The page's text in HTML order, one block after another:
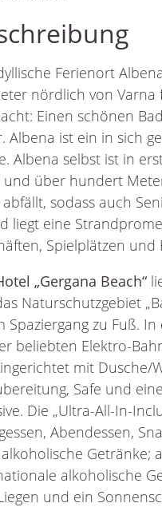
Ferienort
nördlich von
Einen schönen
Albena ist ein in sich
Albena selbst ist in
und über hundert
sodass auch
liegt eine
Spielplätzen
„Gergana Beach“
Naturschutzgebiet
Spaziergang zu Fuß.
beliebten Elektro-
mit Dusche/
Safe und
Die „Ultra-All-In-
Abendessen,
Getränke;
alkoholische
und ein